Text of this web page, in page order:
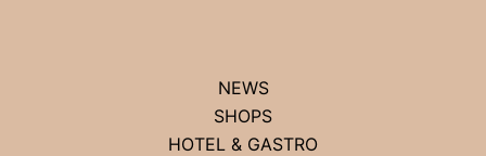
NEWS
SHOPS
HOTEL & GASTRO